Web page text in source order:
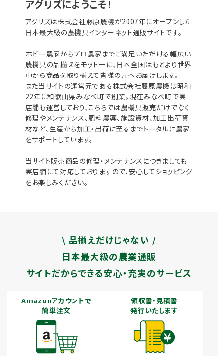
アグリズにようこそ！
アグリズは株式会社藤原農機が2007年にオープンした
日本最大級の農機具インターネット通販サイトです。
ホビー農家からプロ農家までご満足いただける幅広い
農機具の品揃えをモットーに、日本全国はもとより世界
中から商品を取り揃えて皆様の元へお届けします。
また当サイトの運営元である株式会社藤原農機は昭和
22年に和歌山県みなべ町で創業。現在みなべ町で実
店舗も運営しており、こちらでは農機具販売だけでなく
修理やメンテナンス、肥料農薬、施設資材、加工出荷資
材など、生産から加工・出荷に至るまでトータルに農家
をサポートしています。
当サイト販売商品の修理・メンテナンスにつきましても
実店舗にて対応しておりますので、安心してショッピング
をお楽しみください。
\ 品揃えだけじゃない /
日本最大級の農業通販
サイトだからできる安心・充実のサービス
Amazonアカウントで
簡単注文
領収書・見積書
発行いたします